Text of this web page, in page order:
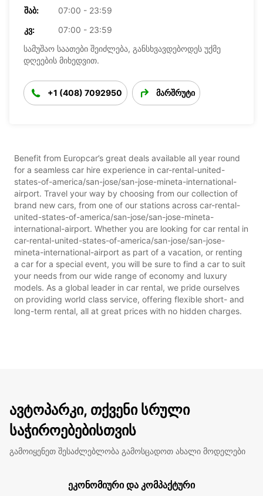
ᲨᲐᲑ:
07:00 - 23:59
ᲙᲕ:
07:00 - 23:59
სამუშაო საათები შეიძლება, განსხვავდებოდეს უქმე
დღეების მიხედვით.
+1 (408) 7092950 მარშრუტი
Benefit from Europcar’s great deals available all year round
for a seamless car hire experience in car-rental-united-
states-of-america/san-jose/san-jose-mineta-international-
airport. Travel your way by choosing from our collection of
brand new cars, from one of our stations across car-rental-
united-states-of-america/san-jose/san-jose-mineta-
international-airport. Whether you are looking for car rental in
car-rental-united-states-of-america/san-jose/san-jose-
mineta-international-airport as part of a vacation, or renting
a car for a special event, you will be sure to find a car to suit
your needs from our wide range of economy and luxury
models. As a global leader in car rental, we pride ourselves
on providing world class service, offering flexible short- and
long-term rental, all at great prices with no hidden charges.
ავტოპარკი, თქვენი სრული
საჭიროებებისთვის
გამოიყენეთ შესაძლებლობა გამოსცადოთ ახალი მოდელები
ეკონომიური და კომპაქტური